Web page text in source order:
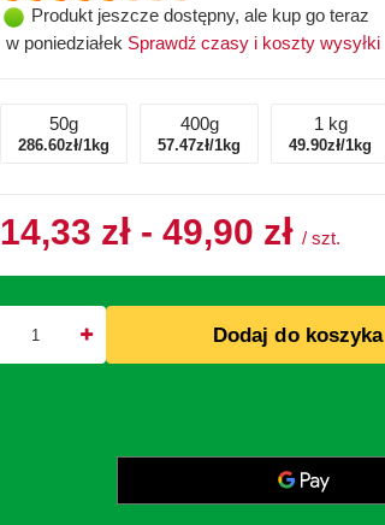
Produkt jeszcze dostępny, ale kup go teraz
w poniedziałek Sprawdź czasy i koszty wysyłki
50g
286.60zł/1kg
400g
57.47zł/1kg
1 kg
49.90zł/1kg
14,33 zł - 49,90 zł / szt.
Dodaj do koszyka